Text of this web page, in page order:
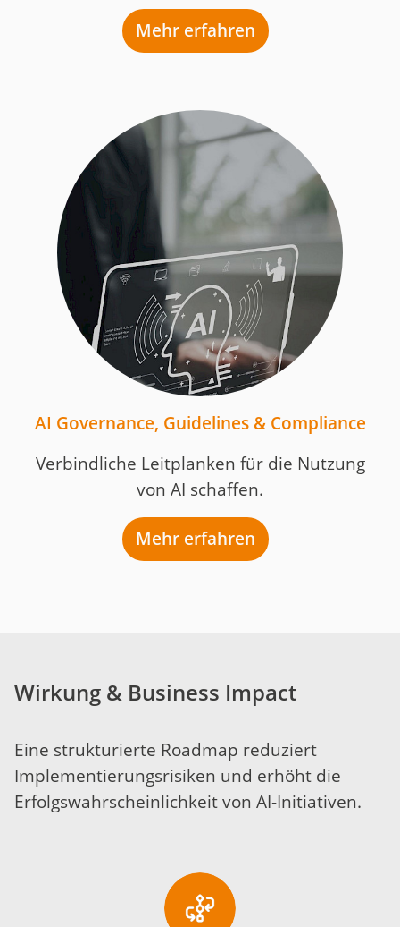
Mehr erfahren
AI Governance, Guidelines & Compliance
Verbindliche Leitplanken für die Nutzung
von AI schaffen.
Mehr erfahren
Wirkung & Business Impact
Eine strukturierte Roadmap reduziert
Implementierungsrisiken und erhöht die
Erfolgswahrscheinlichkeit von AI-Initiativen.